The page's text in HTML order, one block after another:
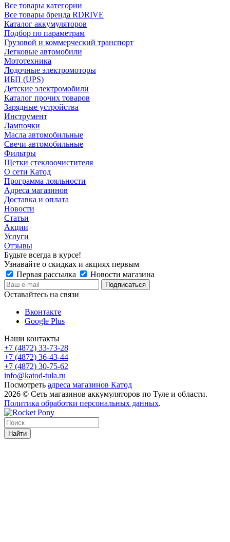
Все товары категории
Все товары бренда RDRIVE
Каталог аккумуляторов
Подбор по параметрам
Грузовой и коммерческий транспорт
Легковые автомобили
Мототехника
Лодочные электромоторы
ИБП (UPS)
Детские электромобили
Каталог прочих товаров
Зарядные устройства
Инструмент
Лампочки
Масла автомобильные
Свечи автомобильные
Фильтры
Щетки стеклоочистителя
О сети Катод
Программа лояльности
Адреса магазинов
Доставка и оплата
Новости
Статьи
Акции
Услуги
Отзывы
Будьте всегда в курсе!
Узнавайте о скидках и акциях первым
Первая рассылка
Новости магазина
Оставайтесь на связи
Вконтакте
Google Plus
Наши контакты
+7 (4872) 33-73-28
+7 (4872) 36-43-44
+7 (4872) 30-75-62
info@katod-tula.ru
Посмотреть адреса магазинов Катод
2026 © Сеть магазинов аккумуляторов по Туле и области.
Политика обработки персональных данных.
Найти